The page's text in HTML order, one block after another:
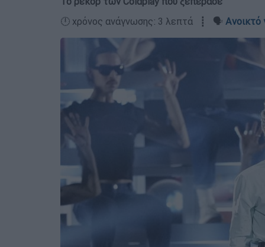
🕛 χρόνος ανάγνωσης: 3 λεπτά ┋ 🗣️ Ανοικτό